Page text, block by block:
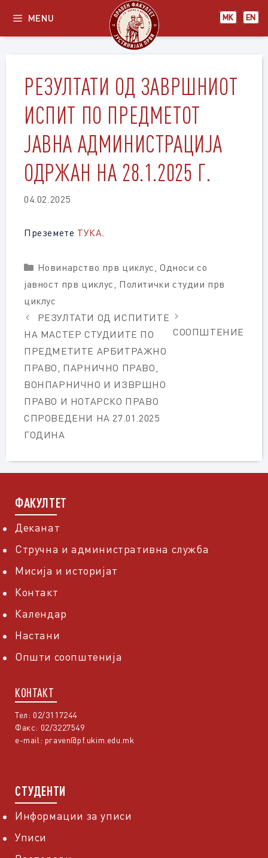
content
МК EN
MENU
РЕЗУЛТАТИ ОД ЗАВРШНИОТ
ИСПИТ ПО ПРЕДМЕТОТ
ЈАВНА АДМИНИСТРАЦИЈА
ОДРЖАН НА 28.1.2025 Г.
04.02.2025
Преземете ТУКА.
Categories
Новинарство прв циклус, Односи со
јавност прв циклус, Политички студии прв
циклус
РЕЗУЛТАТИ ОД ИСПИТИТЕ
НА МАСТЕР СТУДИИТЕ ПО
ПРЕДМЕТИТЕ АРБИТРАЖНО
ПРАВО, ПАРНИЧНО ПРАВО,
ВОНПАРНИЧНО И ИЗВРШНО
ПРАВО И НОТАРСКО ПРАВО
СПРОВЕДЕНИ НА 27.01.2025
ГОДИНА
СООПШТЕНИЕ
ФАКУЛТЕТ
Деканат
Стручна и административна служба
Мисија и историјат
Контакт
Календар
Настани
Општи соопштенија
КОНТАКТ
Тел: 02/3117244
Факс: 02/3227549
e-mail: praven@pf.ukim.edu.mk
СТУДЕНТИ
Информации за уписи
Уписи